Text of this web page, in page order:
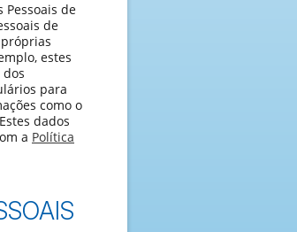
Pessoais de
de
estes
para
como o
dados
a Política